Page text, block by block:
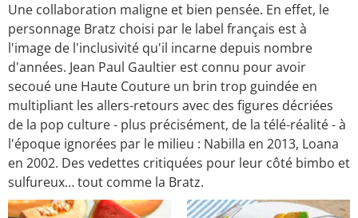
Une collaboration maligne et bien pensée. En effet, le
personnage Bratz choisi par le label français est à
l'image de l'inclusivité qu'il incarne depuis nombre
d'années. Jean Paul Gaultier est connu pour avoir
secoué une Haute Couture un brin trop guindée en
multipliant les allers-retours avec des figures décriées
de la pop culture - plus précisément, de la télé-réalité - à
l'époque ignorées par le milieu : Nabilla en 2013, Loana
en 2002. Des vedettes critiquées pour leur côté bimbo et
sulfureux… tout comme la Bratz.